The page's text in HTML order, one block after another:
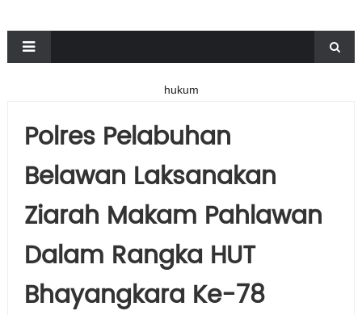
hukum
Polres Pelabuhan
Belawan Laksanakan
Ziarah Makam Pahlawan
Dalam Rangka HUT
Bhayangkara Ke-78